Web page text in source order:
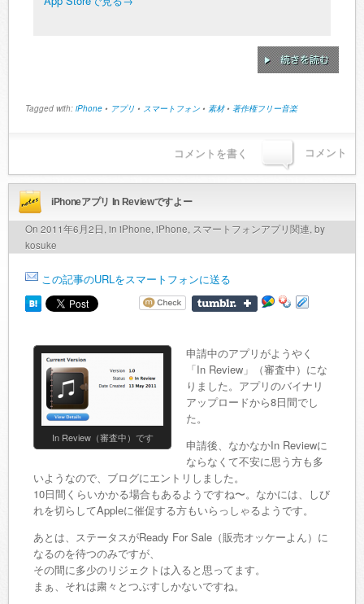
Tagged with: iPhone • アプリ • スマートフォン • 素材• 著作権フリー音楽
コメント
コメントを書く
iPhoneアプリ In Reviewですよー
On 2011年6月2日, in iPhone, iPhone, スマートフォンアプリ関連, by
kosuke
この記事のURLをスマートフォンに送る
In Review（審査中）です
申請中のアプリがようやく
「In Review」（審査中）にな
りました。アプリのバイナリ
アップロードから8日間でし
た。
申請後、なかなかIn Reviewに
ならなくて不安に思う方も多
いようなので、ブログにエントリしました。
10日間くらいかかる場合もあるようですね〜。なかには、しび
れを切らしてAppleに催促する方もいらっしゃるようです。
あとは、ステータスがReady For Sale（販売オッケーよん）に
なるのを待つのみですが、
その間に多少のリジェクトは入ると思ってます。
まぁ、それは粛々とつぶすしかないですね。